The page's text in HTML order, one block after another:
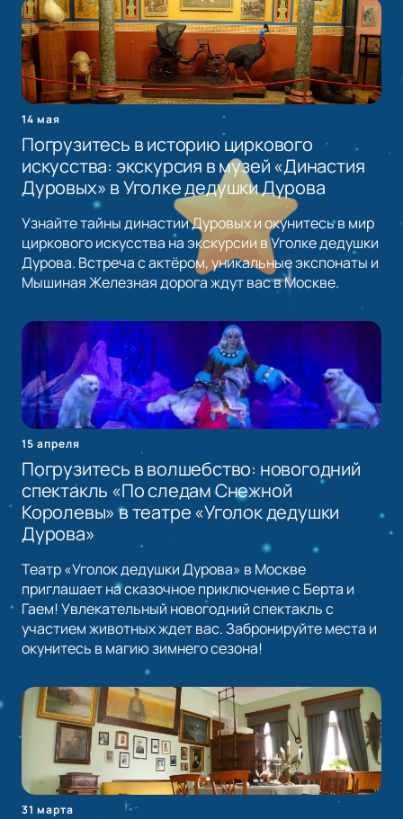
14 мая
Погрузитесь в историю циркового
искусства: экскурсия в музей «Династия
Дуровых» в Уголке дедушки Дурова
Узнайте тайны династии Дуровых и окунитесь в мир
циркового искусства на экскурсии в Уголке дедушки
Дурова. Встреча с актёром, уникальные экспонаты и
Мышиная Железная дорога ждут вас в Москве.
15 апреля
Погрузитесь в волшебство: новогодний
спектакль «По следам Снежной
Королевы» в театре «Уголок дедушки
Дурова»
Театр «Уголок дедушки Дурова» в Москве
приглашает на сказочное приключение с Берта и
Гаем! Увлекательный новогодний спектакль с
участием животных ждет вас. Забронируйте места и
окунитесь в магию зимнего сезона!
31 марта